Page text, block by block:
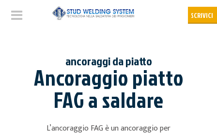
ancoraggi da piatto
Ancoraggio piatto
FAG a saldare
L’ancoraggio FAG è un ancoraggio per